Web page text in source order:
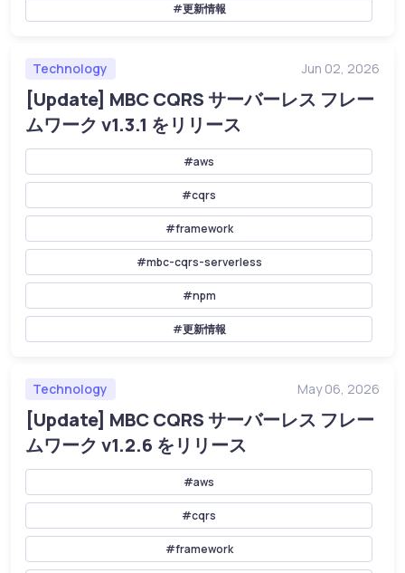
#更新情報
Technology Jun 02, 2026
[Update] MBC CQRS サーバーレス フレー
ムワーク v1.3.1 をリリース
#aws
#cqrs
#framework
#mbc-cqrs-serverless
#npm
#更新情報
Technology May 06, 2026
[Update] MBC CQRS サーバーレス フレー
ムワーク v1.2.6 をリリース
#aws
#cqrs
#framework